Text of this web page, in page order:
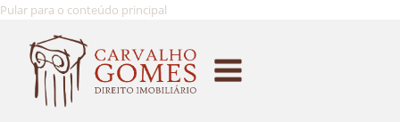
Pular para o conteúdo principal